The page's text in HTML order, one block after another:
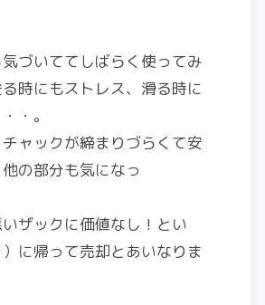
づいててしばらく使ってみ
時にもストレス、滑る時に
・。
ャックが締まりづらくて安
の部分も気になっ
ザックに価値なし！とい
に帰って売却とあいなりま